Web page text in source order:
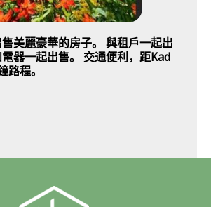
美麗豪華的房子。 與租戶一起出
器一起出售。 交通便利，距Kad
路程。